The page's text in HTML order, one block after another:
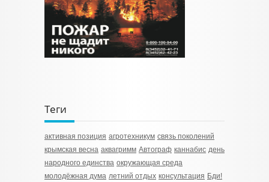
Теги
активная позиция агротехникум связь поколений
крымская весна аквагримм Автограф каннабис день
народного единства окружающая среда
молодёжная дума летний отдых консультация Бди!